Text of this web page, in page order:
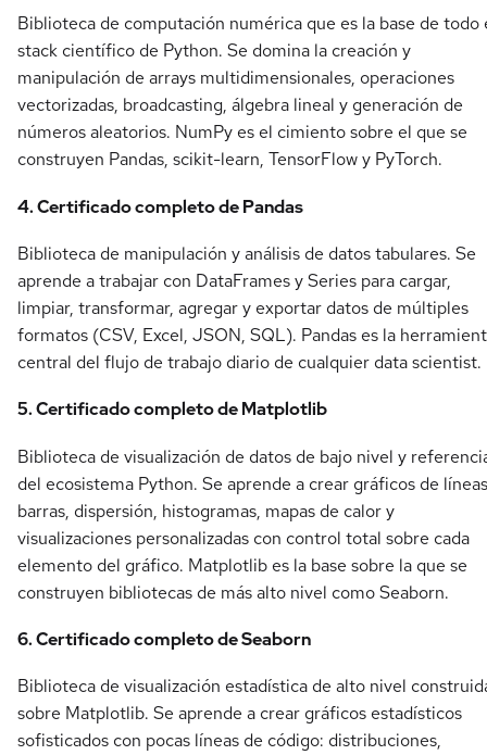
Biblioteca de computación numérica que es la base de todo
stack científico de Python. Se domina la creación y
manipulación de arrays multidimensionales, operaciones
vectorizadas, broadcasting, álgebra lineal y generación de
números aleatorios. NumPy es el cimiento sobre el que se
construyen Pandas, scikit-learn, TensorFlow y PyTorch.
4. Certificado completo de Pandas
Biblioteca de manipulación y análisis de datos tabulares. Se
aprende a trabajar con DataFrames y Series para cargar,
limpiar, transformar, agregar y exportar datos de múltiples
formatos (CSV, Excel, JSON, SQL). Pandas es la
central del flujo de trabajo diario de cualquier data scientist.
5. Certificado completo de Matplotlib
Biblioteca de visualización de datos de bajo nivel y
del ecosistema Python. Se aprende a crear gráficos de
barras, dispersión, histogramas, mapas de calor y
visualizaciones personalizadas con control total sobre cada
elemento del gráfico. Matplotlib es la base sobre la que se
construyen bibliotecas de más alto nivel como Seaborn.
6. Certificado completo de Seaborn
Biblioteca de visualización estadística de alto nivel
sobre Matplotlib. Se aprende a crear gráficos estadísticos
sofisticados con pocas líneas de código: distribuciones,